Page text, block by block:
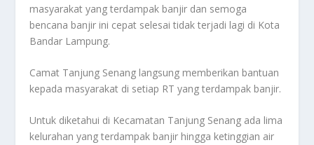
masyarakat yang terdampak banjir dan semoga
bencana banjir ini cepat selesai tidak terjadi lagi di Kota
Bandar Lampung.
Camat Tanjung Senang langsung memberikan bantuan
kepada masyarakat di setiap RT yang terdampak banjir.
Untuk diketahui di Kecamatan Tanjung Senang ada lima
kelurahan yang terdampak banjir hingga ketinggian air